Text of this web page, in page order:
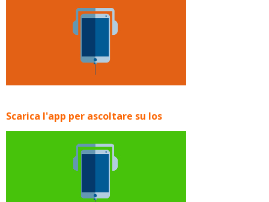
Scarica l'app per ascoltare su Ios